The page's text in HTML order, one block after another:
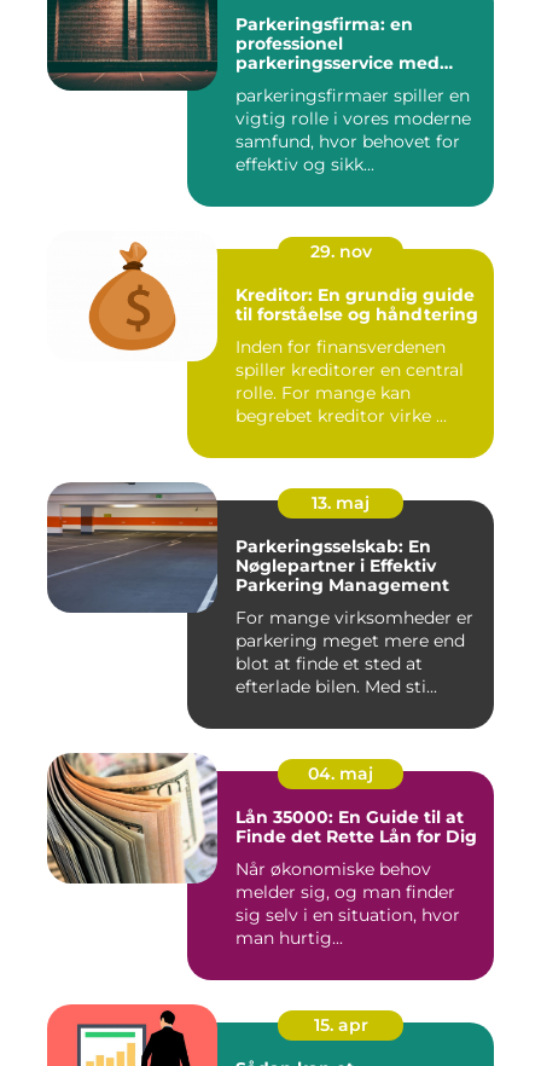
Parkeringsfirma: en
professionel
parkeringsservice med
parkeringsfirmaer spiller en
vigtig rolle i vores moderne
samfund, hvor behovet for
effektiv og sikk...
29. nov
Kreditor: En grundig guide
til forståelse og håndtering
Inden for finansverdenen
spiller kreditorer en central
rolle. For mange kan
begrebet kreditor virke ...
13. maj
Parkeringsselskab: En
Nøglepartner i Effektiv
Parkering Management
For mange virksomheder er
parkering meget mere end
blot at finde et sted at
efterlade bilen. Med sti...
04. maj
Lån 35000: En Guide til at
Finde det Rette Lån for Dig
Når økonomiske behov
melder sig, og man finder
sig selv i en situation, hvor
man hurtig...
15. apr